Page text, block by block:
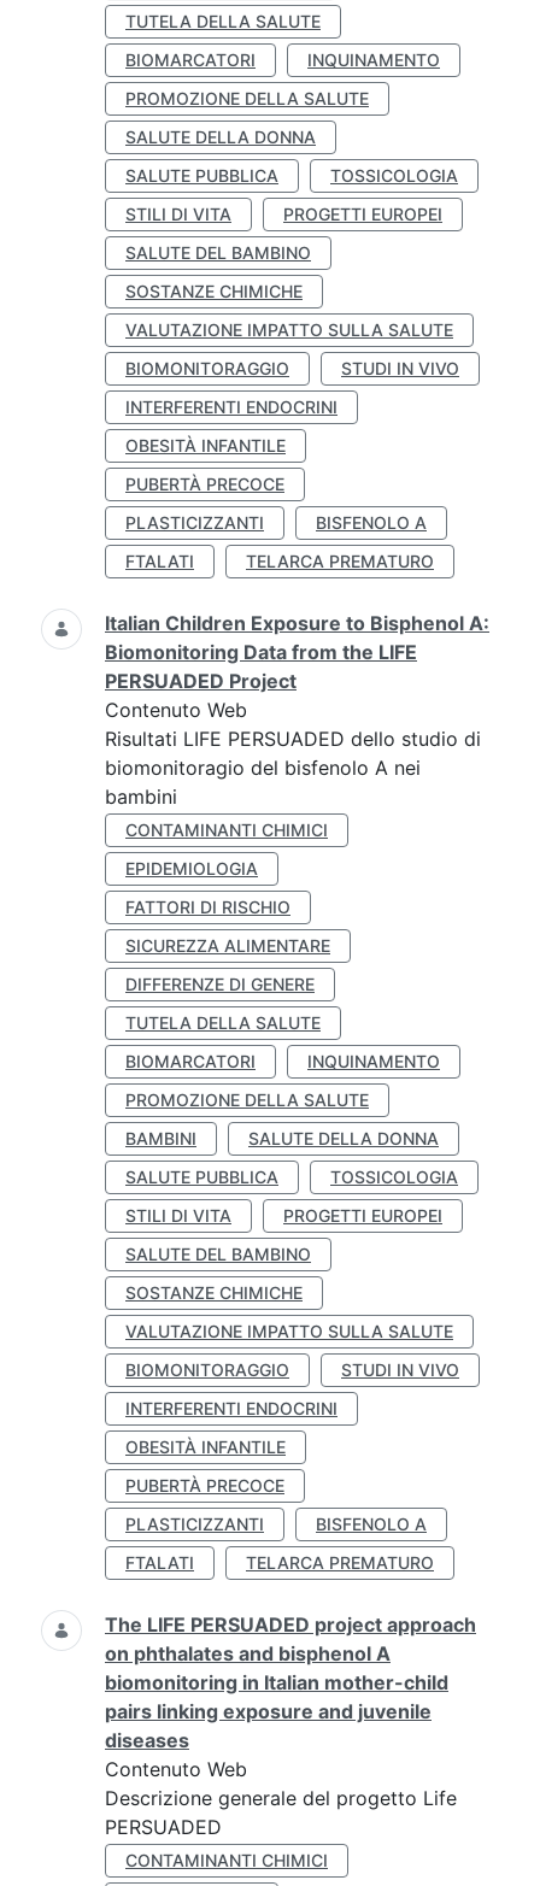
TUTELA DELLA SALUTE
BIOMARCATORI
INQUINAMENTO
PROMOZIONE DELLA SALUTE
SALUTE DELLA DONNA
SALUTE PUBBLICA
TOSSICOLOGIA
STILI DI VITA
PROGETTI EUROPEI
SALUTE DEL BAMBINO
SOSTANZE CHIMICHE
VALUTAZIONE IMPATTO SULLA SALUTE
BIOMONITORAGGIO
STUDI IN VIVO
INTERFERENTI ENDOCRINI
OBESITÀ INFANTILE
PUBERTÀ PRECOCE
PLASTICIZZANTI
BISFENOLO A
FTALATI
TELARCA PREMATURO
Italian Children Exposure to Bisphenol A:
Biomonitoring Data from the LIFE
PERSUADED Project
Contenuto Web
Risultati LIFE PERSUADED dello studio di
biomonitoragio del bisfenolo A nei
bambini
CONTAMINANTI CHIMICI
EPIDEMIOLOGIA
FATTORI DI RISCHIO
SICUREZZA ALIMENTARE
DIFFERENZE DI GENERE
TUTELA DELLA SALUTE
BIOMARCATORI
INQUINAMENTO
PROMOZIONE DELLA SALUTE
BAMBINI
SALUTE DELLA DONNA
SALUTE PUBBLICA
TOSSICOLOGIA
STILI DI VITA
PROGETTI EUROPEI
SALUTE DEL BAMBINO
SOSTANZE CHIMICHE
VALUTAZIONE IMPATTO SULLA SALUTE
BIOMONITORAGGIO
STUDI IN VIVO
INTERFERENTI ENDOCRINI
OBESITÀ INFANTILE
PUBERTÀ PRECOCE
PLASTICIZZANTI
BISFENOLO A
FTALATI
TELARCA PREMATURO
The LIFE PERSUADED project approach
on phthalates and bisphenol A
biomonitoring in Italian mother-child
pairs linking exposure and juvenile
diseases
Contenuto Web
Descrizione generale del progetto Life
PERSUADED
CONTAMINANTI CHIMICI